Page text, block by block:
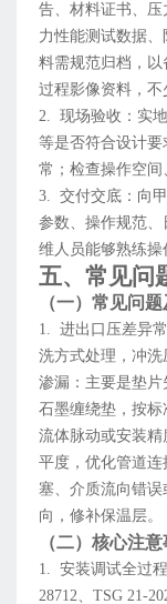
告、材料证书、
力性能测试数据
料需规范归档，
过程影像资料，不
2. 现场验收：实
等是否符合设计
常；检查操作空间
3. 交付交底：向
参数、操作规范
维人员能够熟练操
五、常见问
（一）常见问
1. 进出口压差异
洗方式处理，冲
渗漏：主要是垫
石墨缠绕垫，按
流体脉动或安装
平度，优化管道
塞、介质流向错
向，修补保温层。
（二）核心注
1. 安装调试全过
28712、TSG 21-